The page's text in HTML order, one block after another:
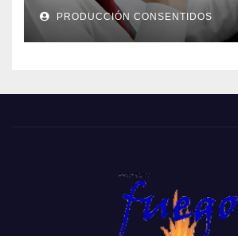
PRODUCCIÓN CONSENTIDOS